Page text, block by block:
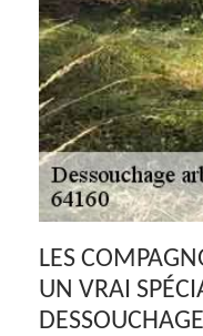
LES
UN VRAI